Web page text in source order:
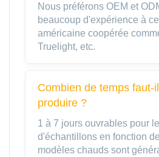
Nous préférons OEM et
beaucoup d'expérience à
américaine coopérée
Truelight, etc.
Combien de temps faut-
produire ?
1 à 7 jours ouvrables pour
d'échantillons en fonction
modèles chauds sont